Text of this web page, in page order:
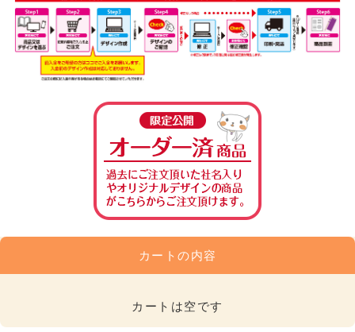
カートの内容
カートは空です